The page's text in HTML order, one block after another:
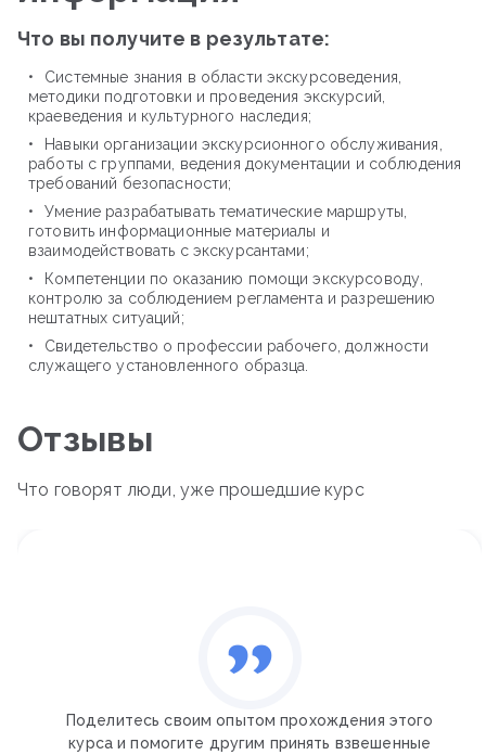
Что вы получите в результате:
Системные знания в области экскурсоведения,
методики подготовки и проведения экскурсий,
краеведения и культурного наследия;
Навыки организации экскурсионного обслуживания,
работы с группами, ведения документации и соблюдения
требований безопасности;
Умение разрабатывать тематические маршруты,
готовить информационные материалы и
взаимодействовать с экскурсантами;
Компетенции по оказанию помощи экскурсоводу,
контролю за соблюдением регламента и разрешению
нештатных ситуаций;
Свидетельство о профессии рабочего, должности
служащего установленного образца.
Отзывы
Что говорят люди, уже прошедшие курс
Поделитесь своим опытом прохождения этого
курса и помогите другим принять взвешенные